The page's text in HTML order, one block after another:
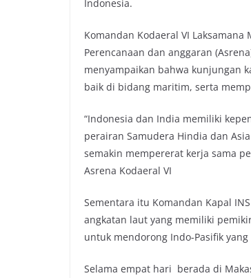
Indonesia.
Komandan Kodaeral VI
Perencanaan dan anggaran
menyampaikan bahwa kunjungan
baik di bidang maritim, serta
“Indonesia dan India memiliki
perairan Samudera Hindia dan
semakin mempererat kerja sama
Asrena Kodaeral VI
Sementara itu Komandan Kapal
angkatan laut yang memiliki
untuk mendorong Indo-Pasifik
Selama empat hari berada di